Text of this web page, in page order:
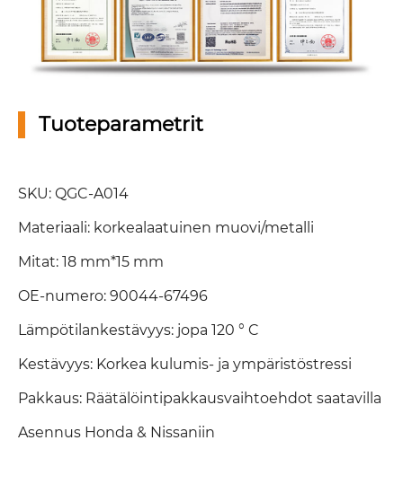
Tuoteparametrit
SKU: QGC-A014
Materiaali: korkealaatuinen muovi/metalli
Mitat: 18 mm*15 mm
OE-numero: 90044-67496
Lämpötilankestävyys: jopa 120 ° C
Kestävyys: Korkea kulumis- ja ympäristöstressi
Pakkaus: Räätälöintipakkausvaihtoehdot saatavilla
Asennus Honda & Nissaniin